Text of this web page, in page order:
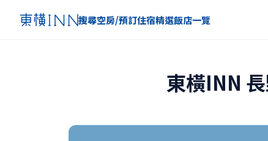
搜尋空房/預訂住宿精選飯店一覽
東橫INN